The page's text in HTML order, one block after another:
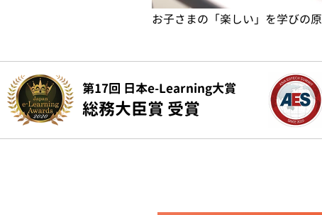
お子さまの「楽しい」を学びの
第17回 日本e-Learning大賞
総務大臣賞 受賞